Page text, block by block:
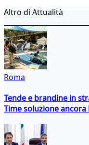
Altro di Attualità
Roma
Tende e brandine in
Time soluzione